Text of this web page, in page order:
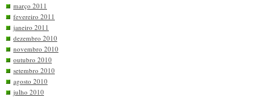
março 2011
fevereiro 2011
janeiro 2011
dezembro 2010
novembro 2010
outubro 2010
setembro 2010
agosto 2010
julho 2010